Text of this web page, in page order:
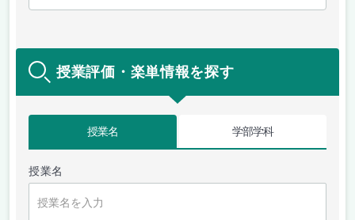
授業評価・楽単情報を探す
授業名 学部学科
授業名